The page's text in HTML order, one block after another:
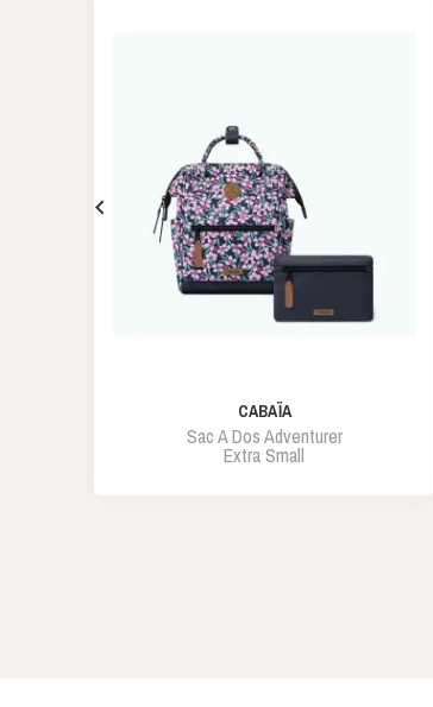
CABAÏA
Sac A Dos Adventurer
Extra Small
